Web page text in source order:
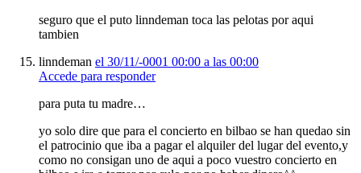
seguro que el puto linndeman toca las pelotas por aqui
tambien
linndeman el 30/11/-0001 00:00 a las 00:00
Accede para responder
para puta tu madre…
yo solo dire que para el concierto en bilbao se han quedao sin
el patrocinio que iba a pagar el alquiler del lugar del evento,y
como no consigan uno de aqui a poco vuestro concierto en